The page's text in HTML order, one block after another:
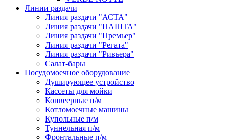
Линии раздачи
Линия раздачи "АСТА"
Линия раздачи "ПАШТА"
Линия раздачи "Премьер"
Линия раздачи "Регата"
Линия раздачи "Ривьера"
Салат-бары
Посудомоечное оборудование
Душирующее устройство
Кассеты для мойки
Конвеерные п/м
Котломоечные машины
Купольные п/м
Туннельная п/м
Фронтальные п/м